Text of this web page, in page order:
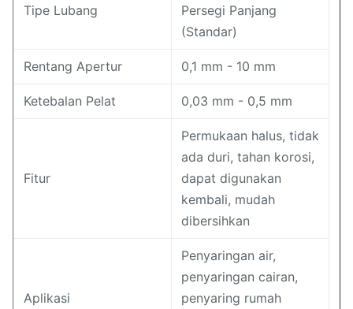
Tipe Lubang
Persegi Panjang
(Standar)
Rentang Apertur 0,1 mm - 10 mm
Ketebalan Pelat 0,03 mm - 0,5 mm
Fitur
Permukaan halus, tidak
ada duri, tahan korosi,
dapat digunakan
kembali, mudah
dibersihkan
Aplikasi
Penyaringan air,
penyaringan cairan,
penyaring rumah